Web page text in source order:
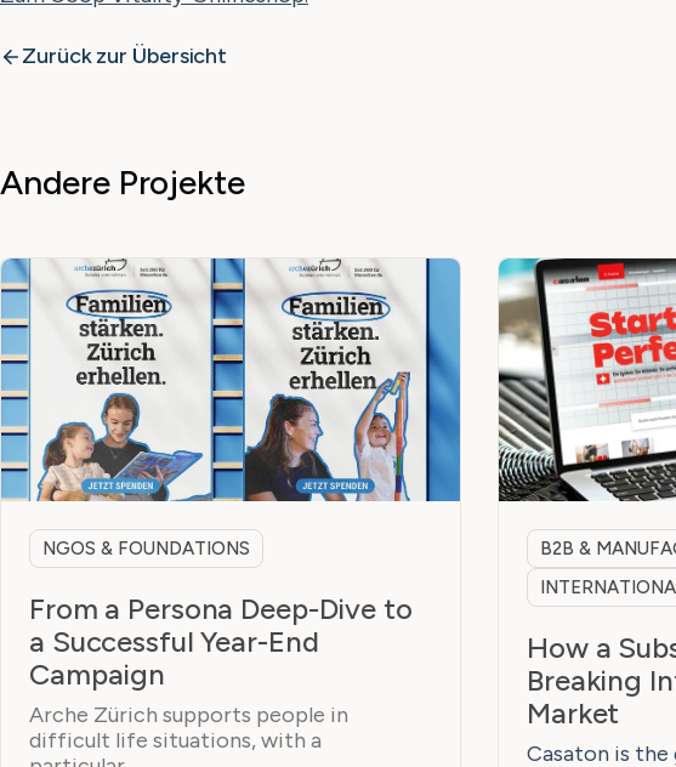
Zurück zur Übersicht
Andere Projekte
NGOS & FOUNDATIONS
From a Persona Deep-Dive to
a Successful Year-End
Campaign
Arche Zürich supports people in
difficult life situations, with a
B2B &
How a
Breaking
Market
Casaton is